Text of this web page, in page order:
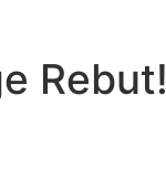
Rebut!